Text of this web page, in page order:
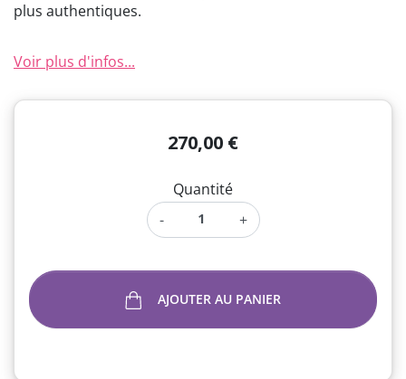
plus authentiques.
Voir plus d'infos...
270,00 €
Quantité
-
+
AJOUTER AU PANIER